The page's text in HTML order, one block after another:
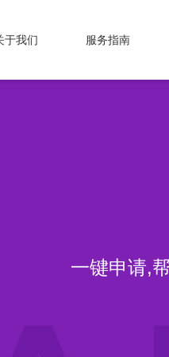
于我们 服务指南
专业维修